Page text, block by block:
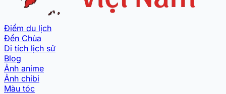
Điểm du lịch
Đền Chùa
Di tích lịch sử
Blog
Ảnh anime
Ảnh chibi
Màu tóc